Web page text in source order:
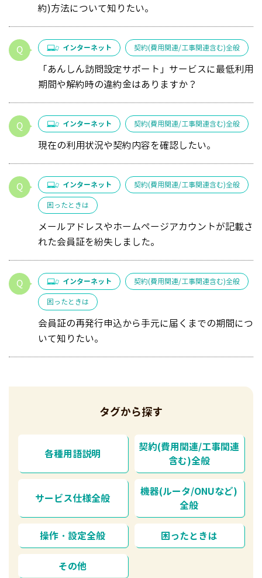
約)方法について知りたい。
インターネット 契約(費用関連/工事関連含む)全般
「あんしん訪問設定サポート」サービスに最低利用
期間や解約時の違約金はありますか？
インターネット 契約(費用関連/工事関連含む)全般
現在の利用状況や契約内容を確認したい。
インターネット 契約(費用関連/工事関連含む)全般
困ったときは
メールアドレスやホームページアカウントが記載さ
れた会員証を紛失しました。
インターネット 契約(費用関連/工事関連含む)全般
困ったときは
会員証の再発行申込から手元に届くまでの期間につ
いて知りたい。
タグから探す
各種用語説明
契約(費用関連/工事関連
含む)全般
サービス仕様全般
機器(ルータ/ONUなど)
全般
操作・設定全般 困ったときは
その他